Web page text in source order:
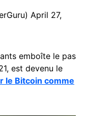
April 27,
emboîte le pas
est devenu le
le Bitcoin comme